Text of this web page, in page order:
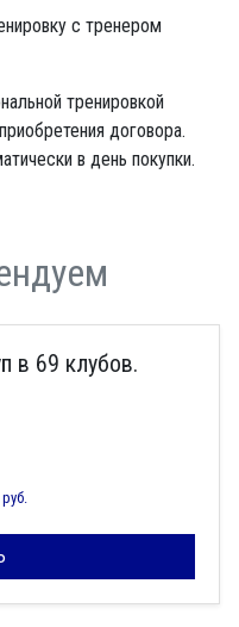
с тренером
тренировкой
договора.
в день покупки.
в 69 клубов.
руб.